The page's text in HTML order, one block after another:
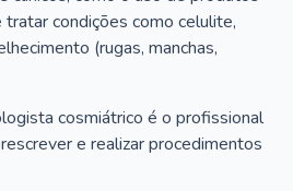
condições como celulite,
(rugas, manchas,
cosmiátrico é o profissional
e realizar procedimentos